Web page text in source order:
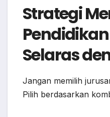
Strategi
Selaras
Jangan memilih
Pilih berdasarkan